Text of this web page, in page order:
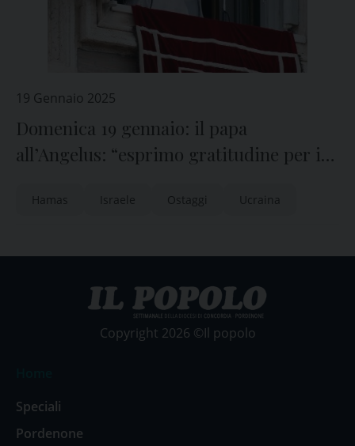
19 Gennaio 2025
Domenica 19 gennaio: il papa
all’Angelus: “esprimo gratitudine per i
Hamas Israele Ostaggi Ucraina
Copyright 2026 ©Il popolo
Speciali
Pordenone